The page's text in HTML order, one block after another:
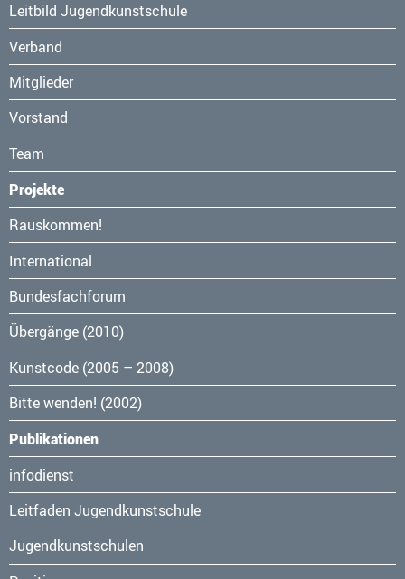
Leitbild Jugendkunstschule
Verband
Mitglieder
Vorstand
Team
Projekte
Navigation
überspringen
Rauskommen!
International
Bundesfachforum
Übergänge (2010)
Kunstcode (2005 – 2008)
Bitte wenden! (2002)
Publikationen
Navigation
überspringen
infodienst
Leitfaden Jugendkunstschule
Jugendkunstschulen